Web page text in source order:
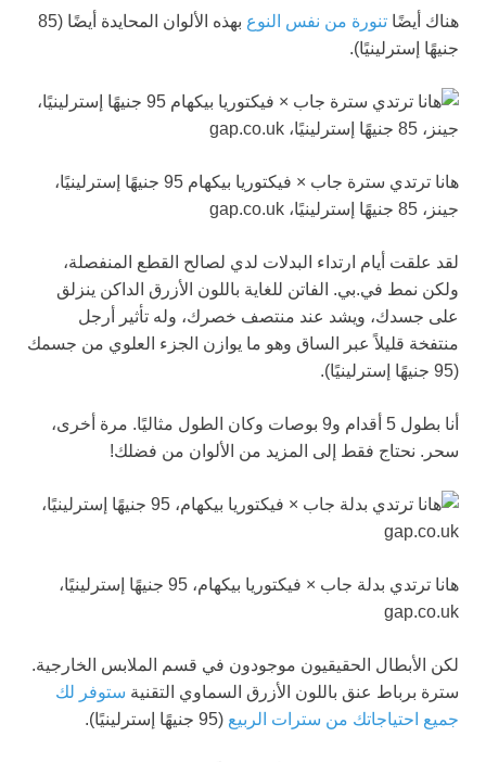
هناك أيضًا تنورة من نفس النوع
بهذه الألوان المحايدة أيضًا (85
جنيهًا إسترلينيًا).
هانا ترتدي سترة جاب × فيكتوريا بيكهام 95 جنيهًا إسترلينيًا،
جينز، 85 جنيهًا إسترلينيًا، gap.co.uk
لقد علقت أيام ارتداء البدلات لدي لصالح القطع المنفصلة،
ولكن نمط في.بي. الفاتن للغاية باللون الأزرق الداكن ينزلق
على جسدك، ويشد عند منتصف خصرك، وله تأثير أرجل
منتفخة قليلاً عبر الساق وهو ما يوازن الجزء العلوي من جسمك
(95 جنيهًا إسترلينيًا).
أنا بطول 5 أقدام و9 بوصات وكان الطول مثاليًا. مرة أخرى،
سحر. نحتاج فقط إلى المزيد من الألوان من فضلك!
هانا ترتدي بدلة جاب × فيكتوريا بيكهام، 95 جنيهًا إسترلينيًا،
gap.co.uk
لكن الأبطال الحقيقيون موجودون في قسم الملابس الخارجية.
سترة برباط عنق باللون الأزرق السماوي التقنية ستوفر لك
جميع احتياجاتك من سترات الربيع (95 جنيهًا إسترلينيًا).